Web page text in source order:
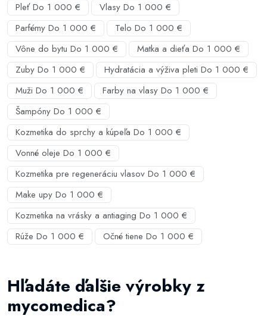
Pleť Do 1 000 €
Vlasy Do 1 000 €
Parfémy Do 1 000 €
Telo Do 1 000 €
Vône do bytu Do 1 000 €
Matka a dieťa Do 1 000 €
Zuby Do 1 000 €
Hydratácia a výživa pleti Do 1 000 €
Muži Do 1 000 €
Farby na vlasy Do 1 000 €
Šampóny Do 1 000 €
Kozmetika do sprchy a kúpeľa Do 1 000 €
Vonné oleje Do 1 000 €
Kozmetika pre regeneráciu vlasov Do 1 000 €
Make upy Do 1 000 €
Kozmetika na vrásky a antiaging Do 1 000 €
Rúže Do 1 000 €
Očné tiene Do 1 000 €
Hľadáte ďalšie výrobky z
mycomedica?